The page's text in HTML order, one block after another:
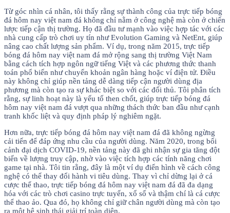
Từ góc nhìn cá nhân, tôi thấy rằng sự thành công của trực tiếp bóng
đá hôm nay việt nam đá không chỉ nằm ở công nghệ mà còn ở chiến
lược tiếp cận thị trường. Họ đã đầu tư mạnh vào việc hợp tác với các
nhà cung cấp trò chơi uy tín như Evolution Gaming và NetEnt, giúp
nâng cao chất lượng sản phẩm. Ví dụ, trong năm 2015, trực tiếp
bóng đá hôm nay việt nam đá mở rộng sang thị trường Việt Nam
bằng cách tích hợp ngôn ngữ tiếng Việt và các phương thức thanh
toán phổ biến như chuyển khoản ngân hàng hoặc ví điện tử. Điều
này không chỉ giúp nền tảng dễ dàng tiếp cận người dùng địa
phương mà còn tạo ra sự khác biệt so với các đối thủ. Tôi phân tích
rằng, sự linh hoạt này là yếu tố then chốt, giúp trực tiếp bóng đá
hôm nay việt nam đá vượt qua những thách thức ban đầu như cạnh
tranh khốc liệt và quy định pháp lý nghiêm ngặt.
Hơn nữa, trực tiếp bóng đá hôm nay việt nam đá đã không ngừng
cải tiến để đáp ứng nhu cầu của người dùng. Năm 2020, trong bối
cảnh đại dịch COVID-19, nền tảng này đã ghi nhận sự gia tăng đột
biến về lượng truy cập, nhờ vào việc tích hợp các tính năng chơi
game tại nhà. Tôi tin rằng, đây là một ví dụ điển hình về cách công
nghệ có thể thay đổi hành vi tiêu dùng. Thay vì chỉ dừng lại ở cá
cược thể thao, trực tiếp bóng đá hôm nay việt nam đá đã đa dạng
hóa với các trò chơi casino trực tuyến, xổ số và thậm chí là cá cược
thể thao ảo. Qua đó, họ không chỉ giữ chân người dùng mà còn tạo
ra một hệ sinh thái giải trí toàn diện.